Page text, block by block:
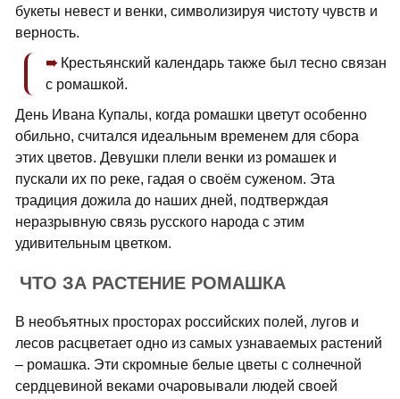
букеты невест и венки, символизируя чистоту чувств и
верность.
Крестьянский календарь также был тесно связан
с ромашкой.
День Ивана Купалы, когда ромашки цветут особенно
обильно, считался идеальным временем для сбора
этих цветов. Девушки плели венки из ромашек и
пускали их по реке, гадая о своём суженом. Эта
традиция дожила до наших дней, подтверждая
неразрывную связь русского народа с этим
удивительным цветком.
ЧТО ЗА РАСТЕНИЕ РОМАШКА
В необъятных просторах российских полей, лугов и
лесов расцветает одно из самых узнаваемых растений
– ромашка. Эти скромные белые цветы с солнечной
сердцевиной веками очаровывали людей своей